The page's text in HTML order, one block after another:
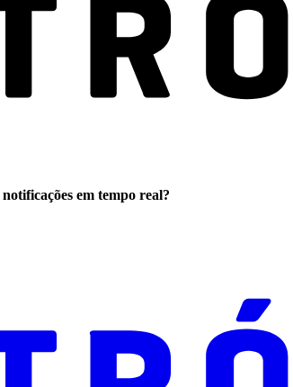
notificações em tempo real?